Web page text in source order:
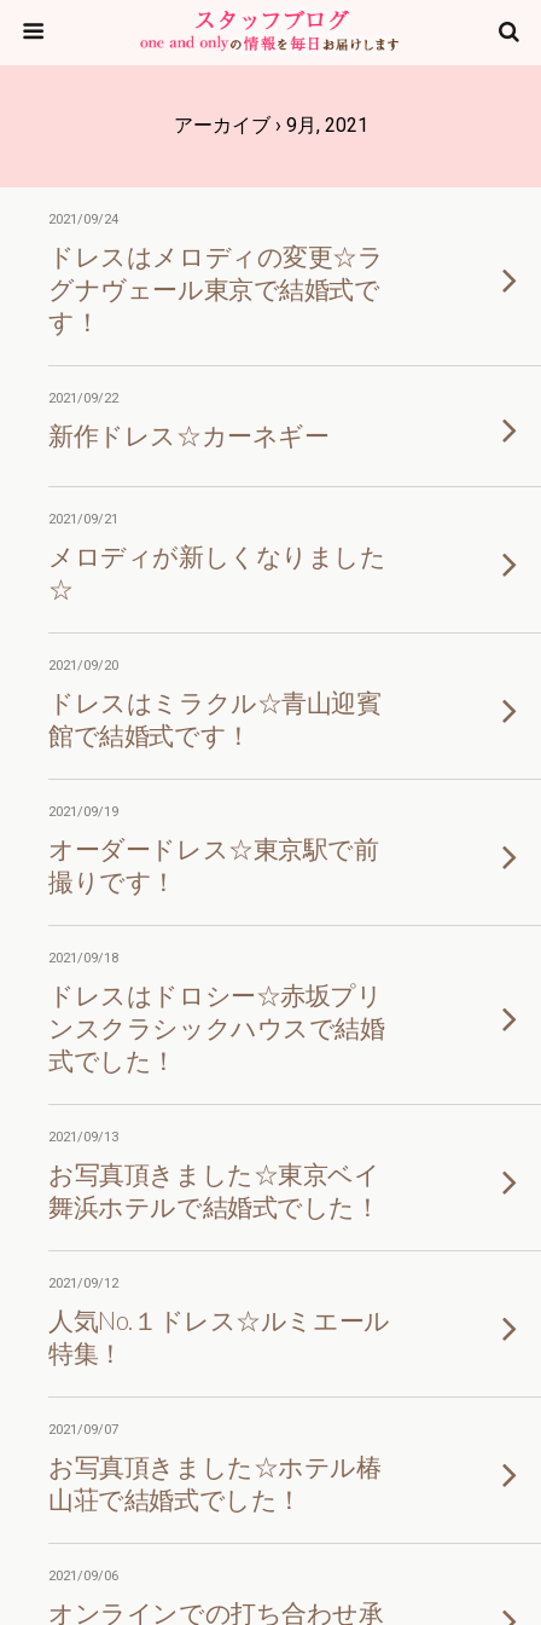
アーカイブ › 9月, 2021
2021/09/24
ドレスはメロディの変更☆ラ
グナヴェール東京で結婚式で
す！
2021/09/22
新作ドレス☆カーネギー
2021/09/21
メロディが新しくなりました
☆
2021/09/20
ドレスはミラクル☆青山迎賓
館で結婚式です！
2021/09/19
オーダードレス☆東京駅で前
撮りです！
2021/09/18
ドレスはドロシー☆赤坂プリ
ンスクラシックハウスで結婚
式でした！
2021/09/13
お写真頂きました☆東京ベイ
舞浜ホテルで結婚式でした！
2021/09/12
人気No.１ドレス☆ルミエール
特集！
2021/09/07
お写真頂きました☆ホテル椿
山荘で結婚式でした！
2021/09/06
オンラインでの打ち合わせ承